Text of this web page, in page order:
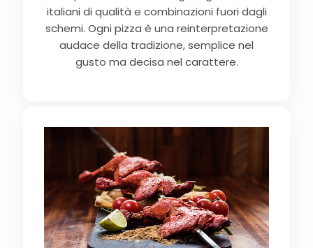
italiani di qualità e combinazioni fuori dagli
schemi. Ogni pizza è una reinterpretazione
audace della tradizione, semplice nel
gusto ma decisa nel carattere.